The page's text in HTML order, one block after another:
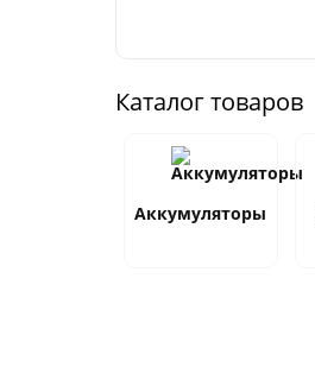
Каталог товаров
Аккумуляторы